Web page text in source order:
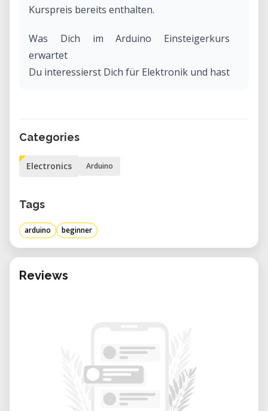
Kurspreis bereits enthalten.
Was Dich im Arduino Einsteigerkurs
erwartet
Du interessierst Dich für Elektronik und hast
anderen Arduino-Neulingen erforschen wir
Programmierung.
verschiedene elektronische Bauelemente,
damit Du schnell verstehst, wie ein Arduino
funktioniert und wie Du erste eigene
Experimente ohne Frust umsetzen kannst.
Du lernst sowohl Hardware-Grundlagen als
• Schritt-für-Schritt Einführung in die
Bedienung des Arduino
• Verständnis, wie Signale an den Arduino
gesendet und wieder ausgegeben werden
Categories
Electronics Arduino
Tags
arduino beginner
Reviews